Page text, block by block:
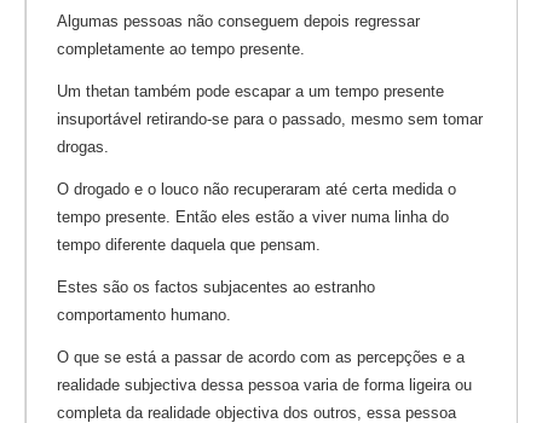
Algumas pessoas não conseguem depois regressar
completamente ao tempo presente.
Um thetan também pode escapar a um tempo presente
insuportável retirando-se para o passado, mesmo sem tomar
drogas.
O drogado e o louco não recuperaram até certa medida o
tempo presente. Então eles estão a viver numa linha do
tempo diferente daquela que pensam.
Estes são os factos subjacentes ao estranho
comportamento humano.
O que se está a passar de acordo com as percepções e a
realidade subjectiva dessa pessoa varia de forma ligeira ou
completa da realidade objectiva dos outros, essa pessoa